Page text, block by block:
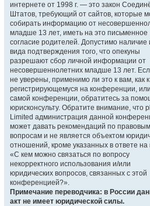
интернете от 1998 г. — это закон
Штатов, требующий от сайтов, которые
собирать информацию от
младше 13 лет, иметь на это письменное
согласие родителей. Допустимо наличие
вида подтверждения того, что опекуны
разрешают сбор личной информации от
несовершеннолетних младше 13 лет.
не уверены, применимо ли это к вам, как к
регистрирующемуся на конференции,
самой конференции, обратитесь за
юрисконсульту. Обратите внимание, что
Limited администрация данной
может давать рекомендаций по правовым
вопросам и не является объектом
отношений, кроме указанных в ответе на
«С кем можно связаться по вопросу
некорректного использования и/или
юридических вопросов, связанных с этой
конференцией?».
Примечание переводчика: в России
акт не имеет юридической силы.